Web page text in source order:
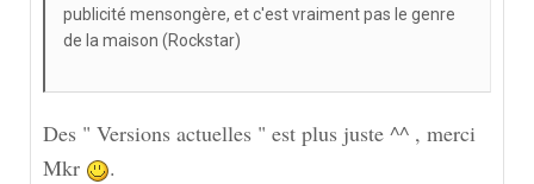
publicité mensongère, et c'est vraiment pas le genre
de la maison (Rockstar)
Des " Versions actuelles " est plus juste ^^ , merci
Mkr
.